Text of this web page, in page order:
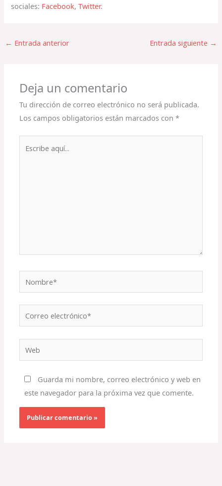
sociales: Facebook,Twitter.
← Entrada anterior Entrada siguiente →
Deja un comentario
Tu dirección de correo electrónico no será publicada.
Los campos obligatorios están marcados con*
electrónico*
Guarda mi nombre, correo electrónico y web en
este navegador para la próxima vez que comente.